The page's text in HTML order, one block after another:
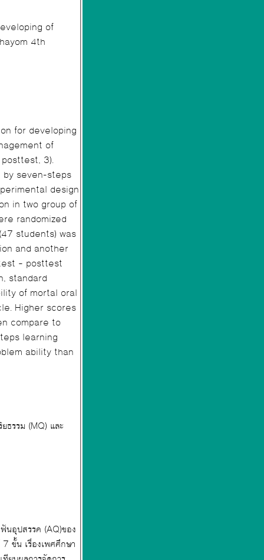
of
for developing
3).
seven-steps
in two group of
randomized
students) was
and another
– posttest
standard
mortal oral
Higher scores
learning